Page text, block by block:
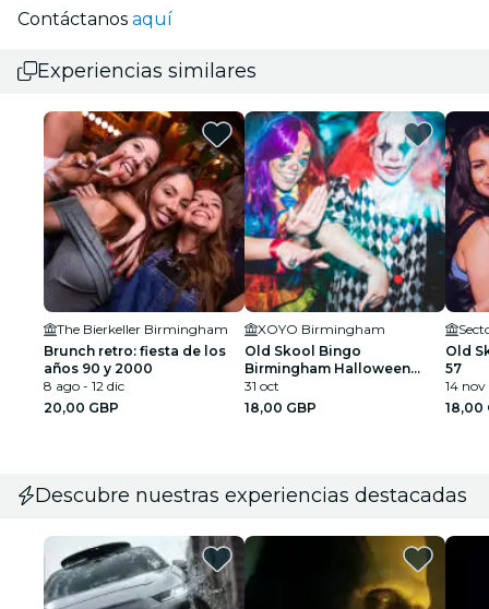
Contáctanos aquí
Experiencias similares
The Bierkeller Birmingham
Brunch retro: fiesta de los
años 90 y 2000
8 ago - 12 dic
20,00 GBP
XOYO Birmingham
Old Skool Bingo
Birmingham Halloween
Special
31 oct
18,00 GBP
Old
57
14 nov
18,00
Descubre nuestras experiencias destacadas